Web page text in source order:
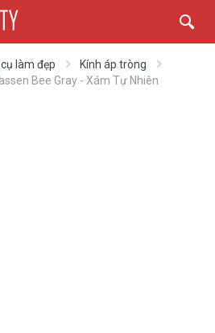
làm đẹp
Kính áp tròng
Bee Gray - Xám Tự Nhiên